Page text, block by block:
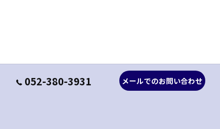
052-380-3931 メールでのお問い合わせ